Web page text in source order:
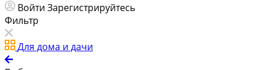
Войти Зарегистрируйтесь
Фильтр
Для дома и дачи